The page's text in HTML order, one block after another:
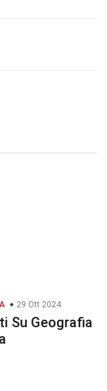
29 Ott 2024
Su Geografia